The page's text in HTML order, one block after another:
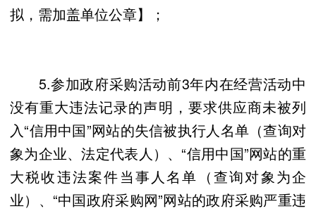
拟，需加盖单位公章】；
5.参加政府采购活动前3年内在经营活动中
没有重大违法记录的声明，要求供应商未被列
入“信用中国”网站的失信被执行人名单（查询对
象为企业、法定代表人）、“信用中国”网站的重
大税收违法案件当事人名单（查询对象为企
业）、“中国政府采购网”网站的政府采购严重违